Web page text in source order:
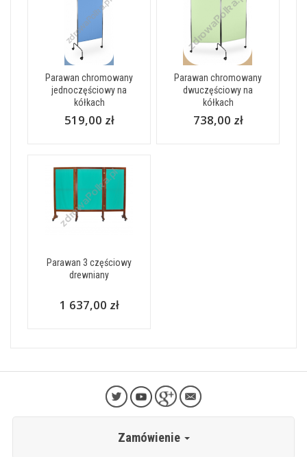
Parawan chromowany
jednoczęściowy na
kółkach
519,00 zł
Parawan chromowany
dwuczęściowy na
kółkach
738,00 zł
Parawan 3 częściowy
drewniany
1 637,00 zł
Zamówienie